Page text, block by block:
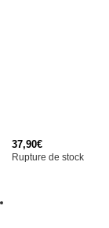
37,90€
Rupture de stock